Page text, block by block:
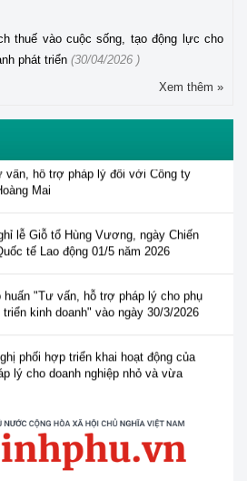
thuế vào cuộc sống, tạo động lực cho
phát triển (30/04/2026 )
Xem thêm »
nghiệp nhỏ và vừa
Mai
lễ Giỗ tổ Hùng Vương, ngày Chiến
tế Lao động 01/5 năm 2026
"Tư vấn, hỗ trợ pháp lý cho phụ
kinh doanh" vào ngày 30/3/2026
phối hợp triển khai hoạt động của
lý cho doanh nghiệp nhỏ và vừa